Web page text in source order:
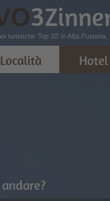
3
turistiche 'Top 10' in Alta
Hotel